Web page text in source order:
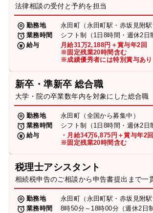
法律相談の受付と予約を担当
勤務地
永田町（永田町駅・赤坂見附駅
業務時間
シフト制（1日8時間・週休2日
給与
月給31万2,188円＋賞与年2回
※固定残業20時間含む
※成績優秀者には特別賞与あり
新卒・準新卒 総合職
大学・院の卒業数年内を対象にした総合職
勤務地
永田町（全国から募集中）
業務時間
シフト制（1日8時間・週休2日
給与
・月給34万6,875円＋賞与年2回
※固定残業20時間含む
税理士アシスタント
相続税申告のご相談から申告書提出まで一
勤務地
永田町（永田町駅・赤坂見附駅
業務時間
8時50分～18時00分（週休2日制